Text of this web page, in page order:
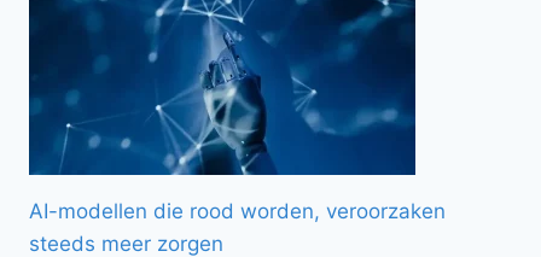
AI-modellen die rood worden, veroorzaken
steeds meer zorgen